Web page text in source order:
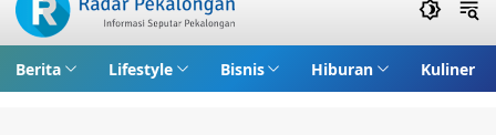
Berita Lifestyle Bisnis Hiburan Kuliner